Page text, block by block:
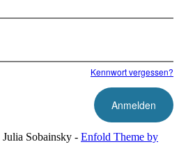
Kennwort vergessen?
Sobainsky - Enfold Theme by